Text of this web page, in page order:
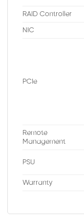
RAID Controller
NIC
PCIe
Remote
Management
PSU
Warranty